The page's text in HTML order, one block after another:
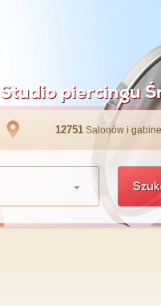
Studio piercingu
12751 Salonów i